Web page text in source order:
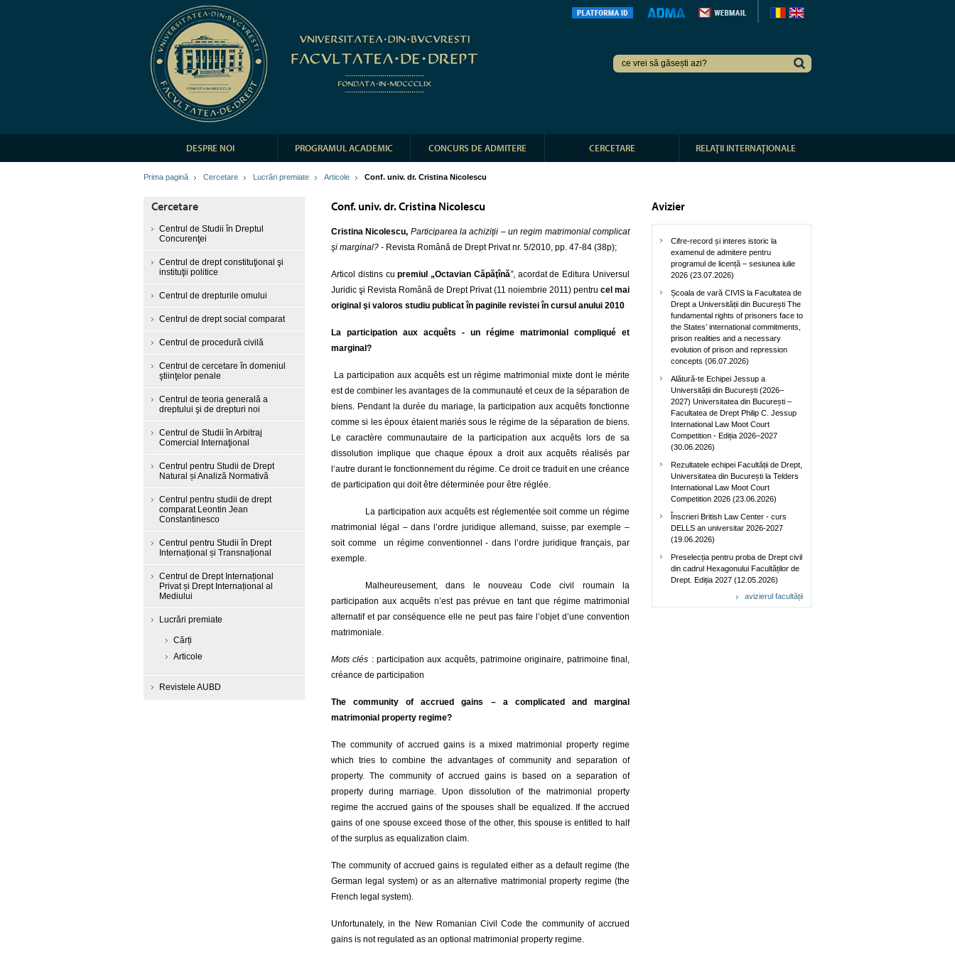
DESPRE NOI PROGRAMUL ACADEMIC CONCURS DE ADMITERE CERCETARE RELAŢII INTERNAŢIONALE
Prima pagină Cercetare Lucrări premiate Articole Conf. univ. dr. Cristina Nicolescu
Cercetare
Centrul de Studii în Dreptul
Concurenţei
Centrul de drept constituţional şi
instituţii politice
Centrul de drepturile omului
Centrul de drept social comparat
Centrul de procedură civilă
Centrul de cercetare în domeniul
ştiinţelor penale
Centrul de teoria generală a
dreptului şi de drepturi noi
Centrul de Studii în Arbitraj
Comercial Internaţional
Centrul pentru Studii de Drept
Natural și Analiză Normativă
Centrul pentru studii de drept
comparat Leontin Jean
Constantinesco
Centrul pentru Studii în Drept
Internațional și Transnațional
Centrul de Drept Internațional
Privat și Drept Internațional al
Mediului
Lucrări premiate
Cărți
Articole
Revistele AUBD
Conf. univ. dr. Cristina Nicolescu
Cristina Nicolescu, Participarea la achiziţii – un regim matrimonial complicat
şi marginal? - Revista Română de Drept Privat nr. 5/2010, pp. 47-84 (38p);
Articol distins cupremiul „Octavian Căpăţînă”, acordat de Editura Universul
Juridic şi Revista Română de Drept Privat (11 noiembrie 2011) pentru cel mai
original şi valoros studiu publicat în paginile revistei în cursul anului 2010
La participation aux acquêts - un régime matrimonial compliqué et
marginal?
La participation aux acquêts est un régime matrimonial mixte dont le mérite
est de combiner les avantages de la communauté et ceux de la séparation de
biens. Pendant la durée du mariage, la participation aux acquêts fonctionne
comme si les époux étaient mariés sous le régime de la séparation de biens.
Le caractère communautaire de la participation aux acquêts lors de sa
dissolution implique que chaque époux a droit aux acquêts réalisés par
l‘autre durant le fonctionnement du régime. Ce droit ce traduit en une créance
de participation qui doit être déterminée pour être réglée.
La participation aux acquêts est réglementée soit comme un régime
matrimonial légal – dans l’ordre juridique allemand, suisse, par exemple –
soit comme un régime conventionnel - dans l’ordre juridique français, par
exemple.
Malheureusement, dans le nouveau Code civil roumain la
participation aux acquêts n’est pas prévue en tant que régime matrimonial
alternatif et par conséquence elle ne peut pas faire l’objet d’une convention
matrimoniale.
Mots clés : participation aux acquêts, patrimoine originaire, patrimoine final,
créance de participation
The community of accrued gains – a complicated and marginal
matrimonial property regime?
The community of accrued gains is a mixed matrimonial property regime
which tries to combine the advantages of community and separation of
property. The community of accrued gains is based on a separation of
property during marriage. Upon dissolution of the matrimonial property
regime the accrued gains of the spouses shall be equalized. If the accrued
gains of one spouse exceed those of the other, this spouse is entitled to half
of the surplus as equalization claim.
The community of accrued gains is regulated either as a default regime (the
German legal system) or as an alternative matrimonial property regime (the
French legal system).
Unfortunately, in the New Romanian Civil Code the community of accrued
gains is not regulated as an optional matrimonial property regime.
Avizier
Cifre-record și interes istoric la
examenul de admitere pentru
programul de licență – sesiunea iulie
2026 (23.07.2026)
Școala de vară CIVIS la Facultatea de
Drept a Universității din București The
fundamental rights of prisoners face to
the States’ international commitments,
prison realities and a necessary
evolution of prison and repression
concepts (06.07.2026)
Alătură-te Echipei Jessup a
Universității din București (2026–
2027) Universitatea din București –
Facultatea de Drept Philip C. Jessup
International Law Moot Court
Competition - Ediția 2026–2027
(30.06.2026)
Rezultatele echipei Facultății de Drept,
Universitatea din București la Telders
International Law Moot Court
Competition 2026 (23.06.2026)
Înscrieri British Law Center - curs
DELLS an universitar 2026-2027
(19.06.2026)
Preselecția pentru proba de Drept civil
din cadrul Hexagonului Facultăților de
Drept. Ediția 2027 (12.05.2026)
avizierul facultății